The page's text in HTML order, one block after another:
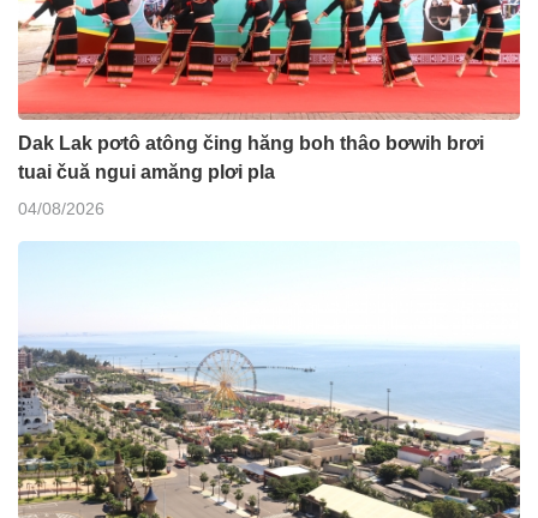
Dak Lak pơtô atông čing hăng boh thâo bơwih brơi
tuai čuă ngui amăng plơi pla
04/08/2026